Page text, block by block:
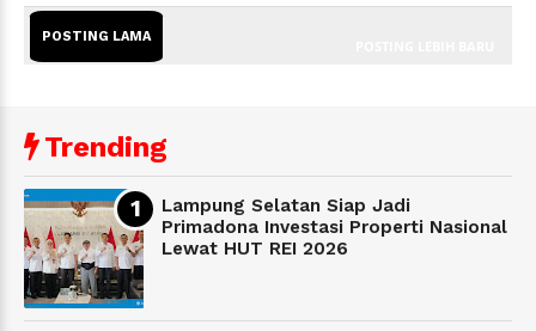
POSTING LAMA
Trending
Lampung Selatan Siap Jadi
Primadona Investasi Properti Nasional
Lewat HUT REI 2026